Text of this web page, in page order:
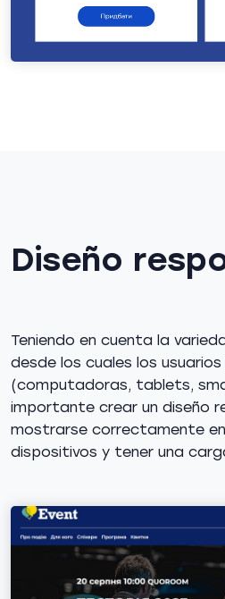
Diseño
Teniendo en cuenta la
desde los cuales los
(computadoras, tablets,
importante crear un diseño
mostrarse correctamente
dispositivos y tener una